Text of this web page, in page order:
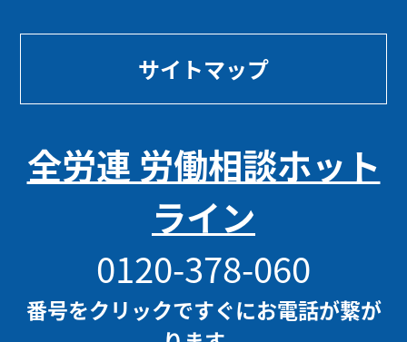
サイトマップ
全労連 労働相談ホット
ライン
0120-378-060
番号をクリックですぐにお電話が繋が